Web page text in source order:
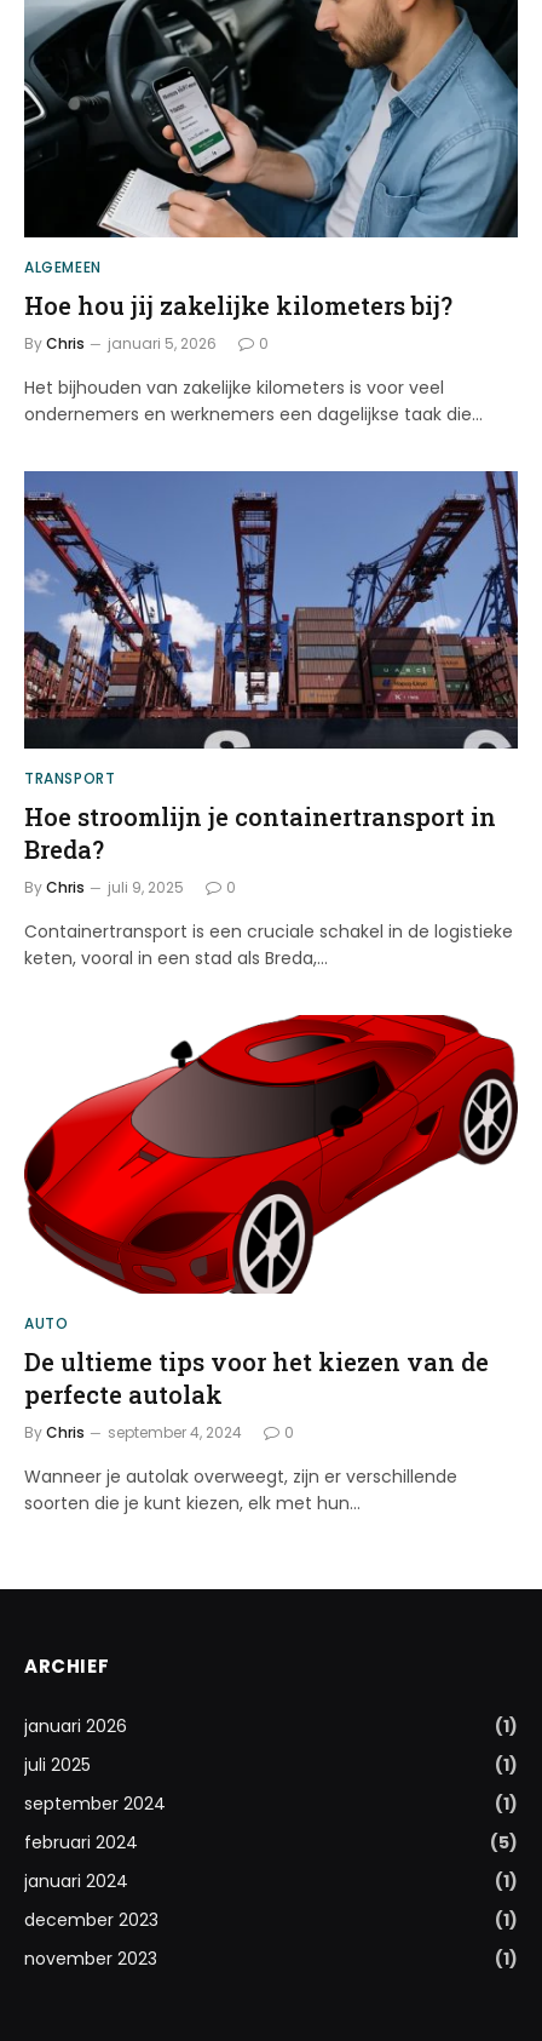
ALGEMEEN
Hoe hou jij zakelijke kilometers bij?
ByChris januari 5, 2026 0
Het bijhouden van zakelijke kilometers is voor veel
ondernemers en werknemers een dagelijkse taak die…
TRANSPORT
Hoe stroomlijn je containertransport in
Breda?
ByChris juli 9, 2025 0
Containertransport is een cruciale schakel in de logistieke
keten, vooral in een stad als Breda,…
AUTO
De ultieme tips voor het kiezen van de
perfecte autolak
ByChris september 4, 2024 0
Wanneer je autolak overweegt, zijn er verschillende
soorten die je kunt kiezen, elk met hun…
ARCHIEF
januari 2026
(1)
juli 2025
(1)
september 2024
(1)
februari 2024
(5)
januari 2024
(1)
december 2023
(1)
november 2023
(1)